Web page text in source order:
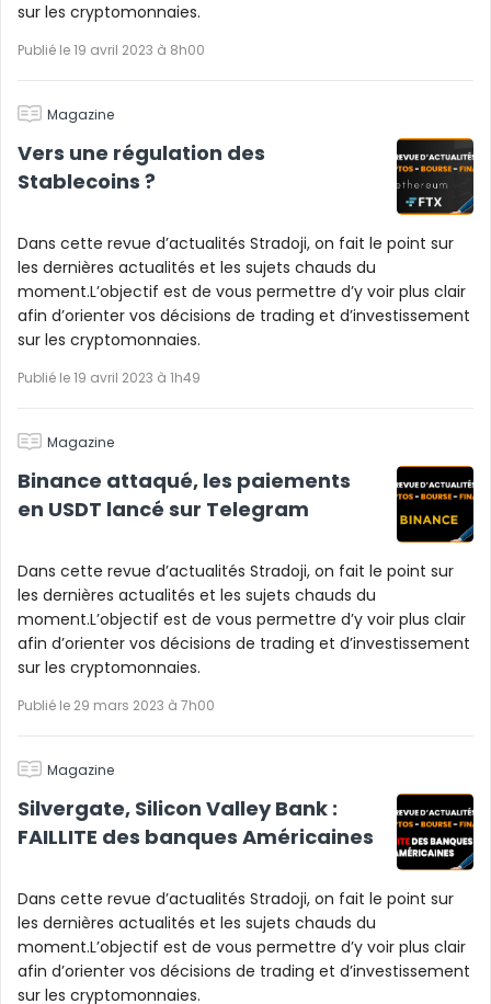
sur les cryptomonnaies.
Publié le 19 avril 2023 à 8h00
Magazine
Vers une régulation des
Stablecoins ?
Dans cette revue d’actualités Stradoji, on fait le point sur
les dernières actualités et les sujets chauds du
moment.L’objectif est de vous permettre d’y voir plus clair
afin d’orienter vos décisions de trading et d’investissement
sur les cryptomonnaies.
Publié le 19 avril 2023 à 1h49
Magazine
Binance attaqué, les paiements
en USDT lancé sur Telegram
Dans cette revue d’actualités Stradoji, on fait le point sur
les dernières actualités et les sujets chauds du
moment.L’objectif est de vous permettre d’y voir plus clair
afin d’orienter vos décisions de trading et d’investissement
sur les cryptomonnaies.
Publié le 29 mars 2023 à 7h00
Magazine
Silvergate, Silicon Valley Bank :
FAILLITE des banques Américaines
Dans cette revue d’actualités Stradoji, on fait le point sur
les dernières actualités et les sujets chauds du
moment.L’objectif est de vous permettre d’y voir plus clair
afin d’orienter vos décisions de trading et d’investissement
sur les cryptomonnaies.